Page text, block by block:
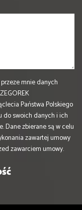
mnie danych
Państwa Polskiego
do swoich danych i ich
Dane zbierane są w celu
zawartej umowy
zawarciem umowy.